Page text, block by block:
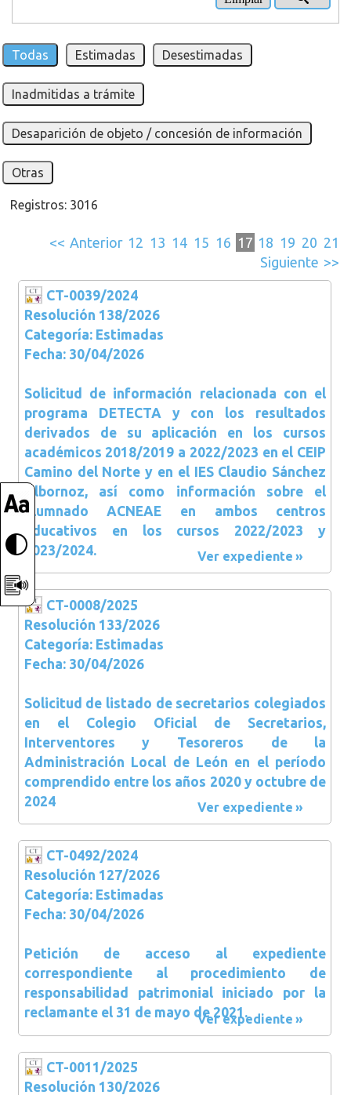
Todas Estimadas Desestimadas
Inadmitidas a trámite
Desaparición de objeto / concesión de información
Otras
Registros: 3016
<< Anterior 12 13 14 15 16 17 18 19 20 21
Siguiente >>
CT-0039/2024
Resolución 138/2026
Categoría: Estimadas
Fecha: 30/04/2026
Solicitud de información relacionada con el
programa DETECTA y con los resultados
derivados de su aplicación en los cursos
académicos 2018/2019 a 2022/2023 en el CEIP
Camino del Norte y en el IES Claudio Sánchez
Albornoz, así como información sobre el
alumnado ACNEAE en ambos centros
educativos en los cursos 2022/2023 y
2023/2024.
Ver expediente
CT-0008/2025
Resolución 133/2026
Categoría: Estimadas
Fecha: 30/04/2026
Solicitud de listado de secretarios colegiados
en el Colegio Oficial de Secretarios,
Interventores y Tesoreros de la
Administración Local de León en el período
comprendido entre los años 2020 y octubre de
2024
Ver expediente
CT-0492/2024
Resolución 127/2026
Categoría: Estimadas
Fecha: 30/04/2026
Petición de acceso al expediente
correspondiente al procedimiento de
responsabilidad patrimonial iniciado por la
reclamante el 31 de mayo de 2021.
Ver expediente
CT-0011/2025
Resolución 130/2026